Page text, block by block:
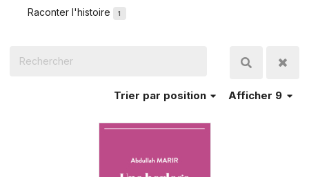
Raconter l'histoire 1
Afficher 9
Trier par position